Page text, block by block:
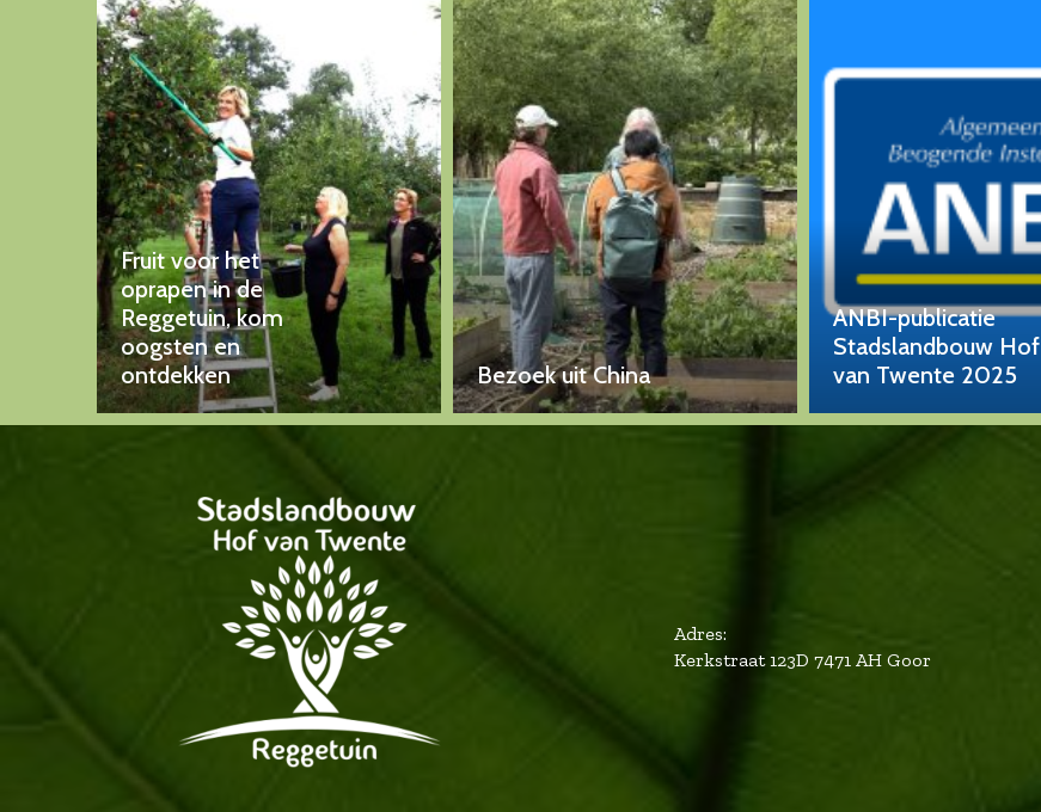
Fruit voor het
oprapen in de
Reggetuin, kom
oogsten en
ontdekken
Bezoek uit China
ANBI-publicatie
Stadslandbouw Hof
van Twente 2025
Adres:
Kerkstraat 123D 7471 AH Goor